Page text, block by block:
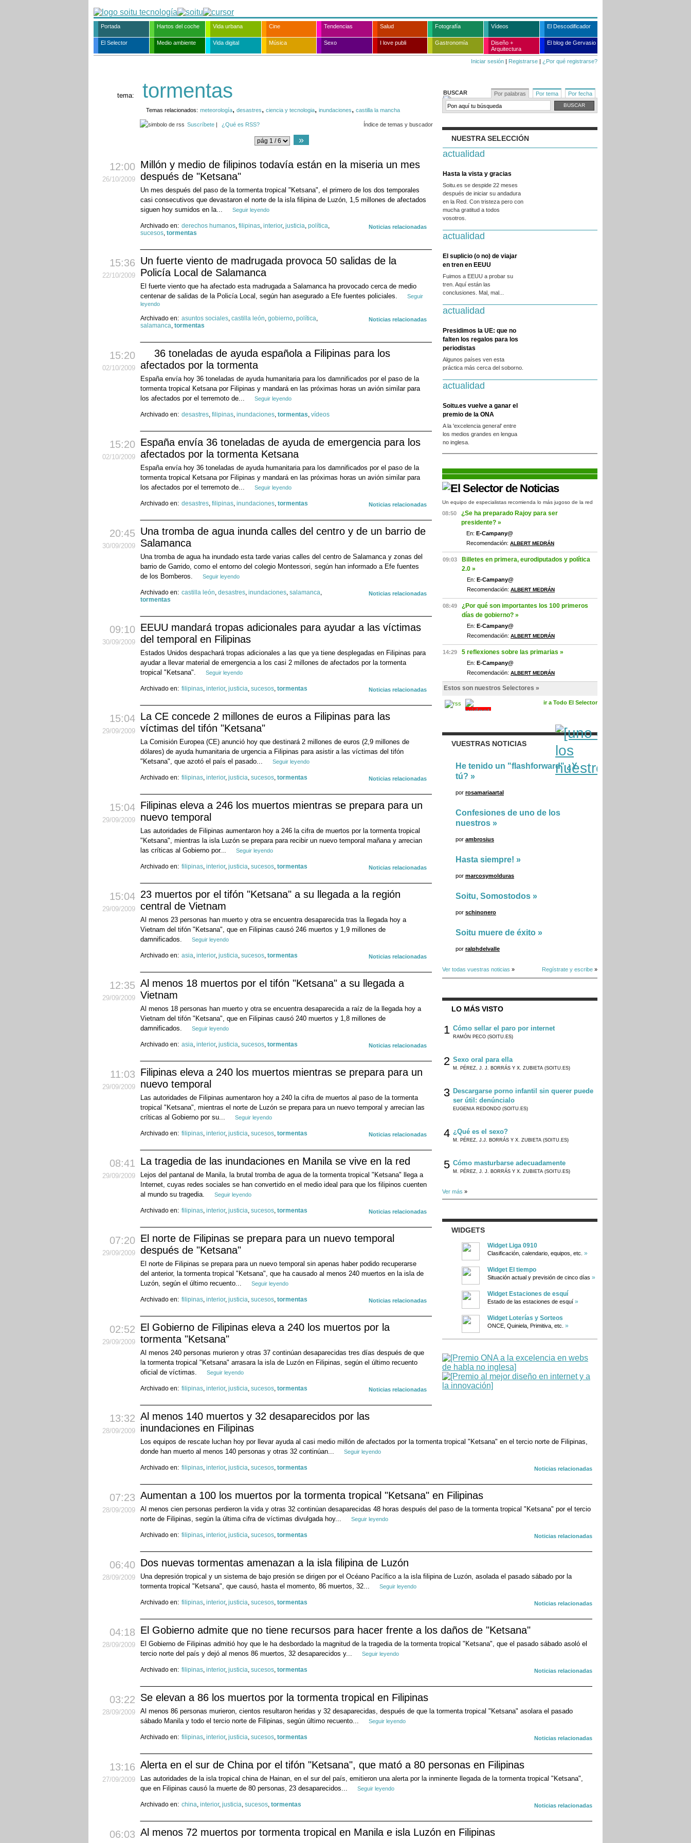
Portada Hartos del coche Vida urbana Cine Tendencias Salud Fotografía Vídeos El Descodificador
El Selector Medio ambiente Vida digital Música Sexo I love publi Gastronomía
Diseño +
Arquitectura
El blog de Gervasio
Iniciar sesión | Registrarse | ¿Por qué registrarse?
BUSCAR Por palabras Por tema Por fecha
NUESTRA SELECCIÓN
actualidad
Hasta la vista y gracias
Soitu.es se despide 22 meses
después de iniciar su andadura
en la Red. Con tristeza pero con
mucha gratitud a todos
vosotros.
actualidad
El suplicio (o no) de viajar
en tren en EEUU
Fuimos a EEUU a probar su
tren. Aquí están las
conclusiones. Mal, mal...
actualidad
Presidimos la UE: que no
falten los regalos para los
periodistas
Algunos países ven esta
práctica más cerca del soborno.
actualidad
Soitu.es vuelve a ganar el
premio de la ONA
A la 'excelencia general' entre
los medios grandes en lengua
no inglesa.
Un equipo de especialistas recomienda lo más jugoso de la red
08:50
¿Se ha preparado Rajoy para ser
presidente? »
En: E-Campany@
Recomendación: ALBERT MEDRÁN
09:03
Billetes en primera, eurodiputados y política
2.0 »
En: E-Campany@
Recomendación: ALBERT MEDRÁN
08:49
¿Por qué son importantes los 100 primeros
días de gobierno? »
En: E-Campany@
Recomendación: ALBERT MEDRÁN
14:29 5 reflexiones sobre las primarias »
En: E-Campany@
Recomendación: ALBERT MEDRÁN
Estos son nuestros Selectores »
ir a Todo El Selector
VUESTRAS NOTICIAS
He tenido un "flashforward" ¿Y
tú? »
por rosamariaartal
Confesiones de uno de los
nuestros »
por ambrosius
Hasta siempre! »
por marcosymolduras
Soitu, Somostodos »
por schinonero
Soitu muere de éxito »
por ralphdelvalle
Ver todas vuestras noticias » Regístrate y escribe »
LO MÁS VISTO
1 Cómo sellar el paro por internet
RAMÓN PECO (SOITU.ES)
2 Sexo oral para ella
M. PÉREZ, J. J. BORRÁS Y X. ZUBIETA (SOITU.ES)
3 Descargarse porno infantil sin querer puede
ser útil: denúncialo
EUGENIA REDONDO (SOITU.ES)
4 ¿Qué es el sexo?
M. PÉREZ, J.J. BORRÁS Y X. ZUBIETA (SOITU.ES)
5 Cómo masturbarse adecuadamente
M. PÉREZ, J. J. BORRÁS Y X. ZUBIETA (SOITU.ES)
Ver más »
WIDGETS
Widget Liga 0910
Clasificación, calendario, equipos, etc. »
Widget El tiempo
Situación actual y previsión de cinco días »
Widget Estaciones de esquí
Estado de las estaciones de esquí »
Widget Loterías y Sorteos
ONCE, Quiniela, Primitiva, etc. »
tema: tormentas
Temas relacionados: meteorología, desastres, ciencia y tecnologia, inundaciones, castilla la mancha
Suscríbete ¿Qué es RSS? Índice de temas y buscador
»
12:00
26/10/2009
Millón y medio de filipinos todavía están en la miseria un mes
después de "Ketsana"
Un mes después del paso de la tormenta tropical "Ketsana", el primero de los dos temporales
casi consecutivos que devastaron el norte de la isla filipina de Luzón, 1,5 millones de afectados
siguen hoy sumidos en la...
Seguir leyendo
Noticias relacionadas
Archivado en: derechos humanos, filipinas, interior, justicia, política,
sucesos, tormentas
15:36
22/10/2009
Un fuerte viento de madrugada provoca 50 salidas de la
Policía Local de Salamanca
El fuerte viento que ha afectado esta madrugada a Salamanca ha provocado cerca de medio
centenar de salidas de la Policía Local, según han asegurado a Efe fuentes policiales.
Seguir
leyendo
Noticias relacionadas
Archivado en: asuntos sociales, castilla león, gobierno, política,
salamanca, tormentas
15:20
02/10/2009
36 toneladas de ayuda española a Filipinas para los
afectados por la tormenta
España envía hoy 36 toneladas de ayuda humanitaria para los damnificados por el paso de la
tormenta tropical Ketsana por Filipinas y mandará en las próximas horas un avión similar para
los afectados por el terremoto de...
Seguir leyendo
Archivado en: desastres, filipinas, inundaciones, tormentas, vídeos
15:20
02/10/2009
España envía 36 toneladas de ayuda de emergencia para los
afectados por la tormenta Ketsana
España envía hoy 36 toneladas de ayuda humanitaria para los damnificados por el paso de la
tormenta tropical Ketsana por Filipinas y mandará en las próximas horas un avión similar para
los afectados por el terremoto de...
Seguir leyendo
Noticias relacionadas
Archivado en: desastres, filipinas, inundaciones, tormentas
20:45
30/09/2009
Una tromba de agua inunda calles del centro y de un barrio de
Salamanca
Una tromba de agua ha inundado esta tarde varias calles del centro de Salamanca y zonas del
barrio de Garrido, como el entorno del colegio Montessori, según han informado a Efe fuentes
de los Bomberos.
Seguir leyendo
Noticias relacionadas
Archivado en: castilla león, desastres, inundaciones, salamanca,
tormentas
09:10
30/09/2009
EEUU mandará tropas adicionales para ayudar a las víctimas
del temporal en Filipinas
Estados Unidos despachará tropas adicionales a las que ya tiene desplegadas en Filipinas para
ayudar a llevar material de emergencia a los casi 2 millones de afectados por la tormenta
tropical "Ketsana".
Seguir leyendo
Noticias relacionadas
Archivado en: filipinas, interior, justicia, sucesos, tormentas
15:04
29/09/2009
La CE concede 2 millones de euros a Filipinas para las
víctimas del tifón "Ketsana"
La Comisión Europea (CE) anunció hoy que destinará 2 millones de euros (2,9 millones de
dólares) de ayuda humanitaria de urgencia a Filipinas para asistir a las víctimas del tifón
"Ketsana", que azotó el país el pasado...
Seguir leyendo
Noticias relacionadas
Archivado en: filipinas, interior, justicia, sucesos, tormentas
15:04
29/09/2009
Filipinas eleva a 246 los muertos mientras se prepara para un
nuevo temporal
Las autoridades de Filipinas aumentaron hoy a 246 la cifra de muertos por la tormenta tropical
"Ketsana", mientras la isla Luzón se prepara para recibir un nuevo temporal mañana y arrecian
las críticas al Gobierno por...
Seguir leyendo
Noticias relacionadas
Archivado en: filipinas, interior, justicia, sucesos, tormentas
15:04
29/09/2009
23 muertos por el tifón "Ketsana" a su llegada a la región
central de Vietnam
Al menos 23 personas han muerto y otra se encuentra desaparecida tras la llegada hoy a
Vietnam del tifón "Ketsana", que en Filipinas causó 246 muertos y 1,9 millones de
damnificados.
Seguir leyendo
Noticias relacionadas
Archivado en: asia, interior, justicia, sucesos, tormentas
12:35
29/09/2009
Al menos 18 muertos por el tifón "Ketsana" a su llegada a
Vietnam
Al menos 18 personas han muerto y otra se encuentra desaparecida a raíz de la llegada hoy a
Vietnam del tifón "Ketsana", que en Filipinas causó 240 muertos y 1,8 millones de
damnificados.
Seguir leyendo
Noticias relacionadas
Archivado en: asia, interior, justicia, sucesos, tormentas
11:03
29/09/2009
Filipinas eleva a 240 los muertos mientras se prepara para un
nuevo temporal
Las autoridades de Filipinas aumentaron hoy a 240 la cifra de muertos al paso de la tormenta
tropical "Ketsana", mientras el norte de Luzón se prepara para un nuevo temporal y arrecian las
críticas al Gobierno por su...
Seguir leyendo
Noticias relacionadas
Archivado en: filipinas, interior, justicia, sucesos, tormentas
08:41
29/09/2009
La tragedia de las inundaciones en Manila se vive en la red
Lejos del pantanal de Manila, la brutal tromba de agua de la tormenta tropical "Ketsana" llega a
Internet, cuyas redes sociales se han convertido en el medio ideal para que los filipinos cuenten
al mundo su tragedia.
Seguir leyendo
Noticias relacionadas
Archivado en: filipinas, interior, justicia, sucesos, tormentas
07:20
29/09/2009
El norte de Filipinas se prepara para un nuevo temporal
después de "Ketsana"
El norte de Filipinas se prepara para un nuevo temporal sin apenas haber podido recuperarse
del anterior, la tormenta tropical "Ketsana", que ha causado al menos 240 muertos en la isla de
Luzón, según el último recuento...
Seguir leyendo
Noticias relacionadas
Archivado en: filipinas, interior, justicia, sucesos, tormentas
02:52
29/09/2009
El Gobierno de Filipinas eleva a 240 los muertos por la
tormenta "Ketsana"
Al menos 240 personas murieron y otras 37 continúan desaparecidas tres días después de que
la tormenta tropical "Ketsana" arrasara la isla de Luzón en Filipinas, según el último recuento
oficial de víctimas.
Seguir leyendo
Noticias relacionadas
Archivado en: filipinas, interior, justicia, sucesos, tormentas
13:32
28/09/2009
Al menos 140 muertos y 32 desaparecidos por las
inundaciones en Filipinas
Los equipos de rescate luchan hoy por llevar ayuda al casi medio millón de afectados por la tormenta tropical "Ketsana" en el tercio norte de Filipinas,
donde han muerto al menos 140 personas y otras 32 continúan...
Seguir leyendo
Noticias relacionadas
Archivado en: filipinas, interior, justicia, sucesos, tormentas
07:23
28/09/2009
Aumentan a 100 los muertos por la tormenta tropical "Ketsana" en Filipinas
Al menos cien personas perdieron la vida y otras 32 continúan desaparecidas 48 horas después del paso de la tormenta tropical "Ketsana" por el tercio
norte de Filipinas, según la última cifra de víctimas divulgada hoy...
Seguir leyendo
Noticias relacionadas
Archivado en: filipinas, interior, justicia, sucesos, tormentas
06:40
28/09/2009
Dos nuevas tormentas amenazan a la isla filipina de Luzón
Una depresión tropical y un sistema de bajo presión se dirigen por el Océano Pacífico a la isla filipina de Luzón, asolada el pasado sábado por la
tormenta tropical "Ketsana", que causó, hasta el momento, 86 muertos, 32...
Seguir leyendo
Noticias relacionadas
Archivado en: filipinas, interior, justicia, sucesos, tormentas
04:18
28/09/2009
El Gobierno admite que no tiene recursos para hacer frente a los daños de "Ketsana"
El Gobierno de Filipinas admitió hoy que le ha desbordado la magnitud de la tragedia de la tormenta tropical "Ketsana", que el pasado sábado asoló el
tercio norte del país y dejó al menos 86 muertos, 32 desaparecidos y...
Seguir leyendo
Noticias relacionadas
Archivado en: filipinas, interior, justicia, sucesos, tormentas
03:22
28/09/2009
Se elevan a 86 los muertos por la tormenta tropical en Filipinas
Al menos 86 personas murieron, cientos resultaron heridas y 32 desaparecidas, después de que la tormenta tropical "Ketsana" asolara el pasado
sábado Manila y todo el tercio norte de Filipinas, según último recuento...
Seguir leyendo
Noticias relacionadas
Archivado en: filipinas, interior, justicia, sucesos, tormentas
13:16
27/09/2009
Alerta en el sur de China por el tifón "Ketsana", que mató a 80 personas en Filipinas
Las autoridades de la isla tropical china de Hainan, en el sur del país, emitieron una alerta por la inminente llegada de la tormenta tropical "Ketsana",
que en Filipinas causó la muerte de 80 personas, 23 desaparecidos...
Seguir leyendo
Noticias relacionadas
Archivado en: china, interior, justicia, sucesos, tormentas
06:03 Al menos 72 muertos por tormenta tropical en Manila e isla Luzón en Filipinas